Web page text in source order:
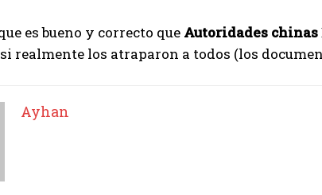
es bueno y correcto que Autoridades chinas
realmente los atraparon a todos (los
Ayhan